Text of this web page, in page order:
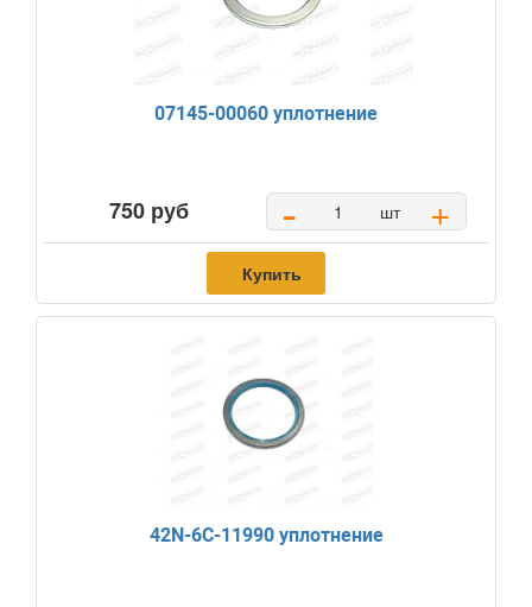
07145-00060 уплотнение
750 руб - шт +
Купить
42N-6C-11990 уплотнение